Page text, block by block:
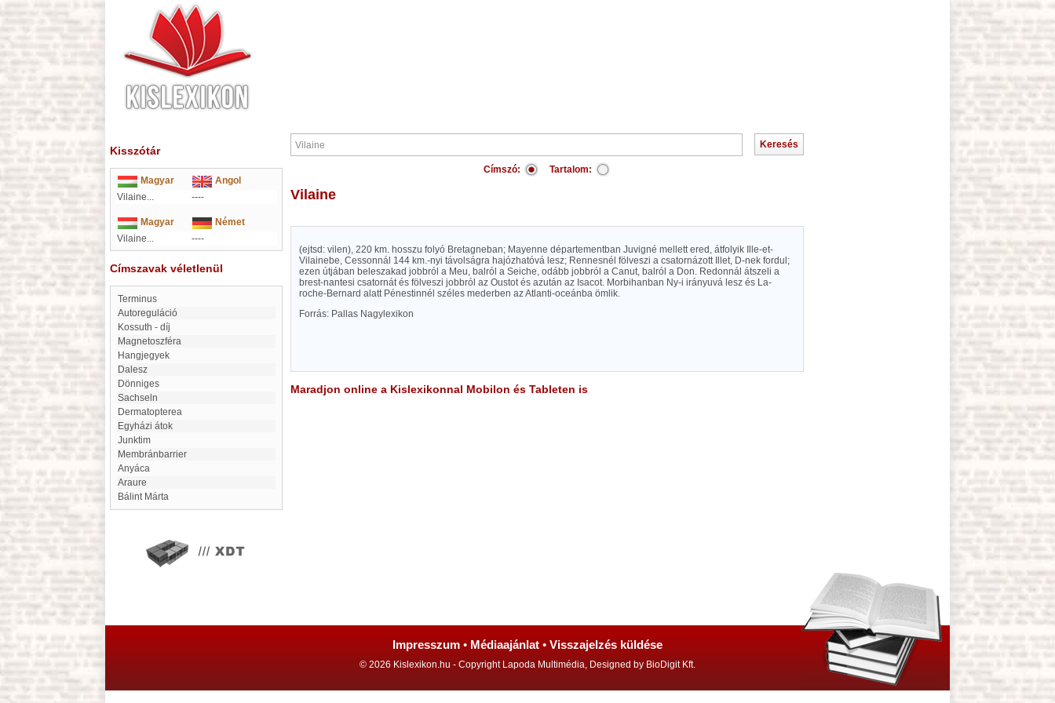
Kisszótár
Magyar
Angol
Vilaine...
----
Magyar
Német
Vilaine...
----
Címszavak véletlenül
Terminus
autoreguláció
Kossuth - díj
magnetoszféra
Hangjegyek
dalesz
Dönniges
Sachseln
Dermatopterea
Egyházi átok
junktim
Membránbarrier
Anyáca
Araure
Bálint Márta
Címszó: Tartalom:
Vilaine
(ejtsd: vilen), 220 km. hosszu folyó Bretagneban; Mayenne départementban Juvigné mellett ered, átfolyik Ille-et-
Vilainebe, Cessonnál 144 km.-nyi távolságra hajózhatóvá lesz; Rennesnél fölveszi a csatornázott Illet, D-nek fordul;
ezen útjában beleszakad jobbról a Meu, balról a Seiche, odább jobbról a Canut, balról a Don. Redonnál átszeli a
brest-nantesi csatornát és fölveszi jobbról az Oustot és azután az Isacot. Morbihanban Ny-i irányuvá lesz és La-
roche-Bernard alatt Pénestinnél széles mederben az Atlanti-oceánba ömlik.
Forrás: Pallas Nagylexikon
Maradjon online a Kislexikonnal Mobilon és Tableten is
Impresszum • Médiaajánlat • Visszajelzés küldése
© 2026 Kislexikon.hu - Copyright Lapoda Multimédia, Designed by BioDigit Kft.